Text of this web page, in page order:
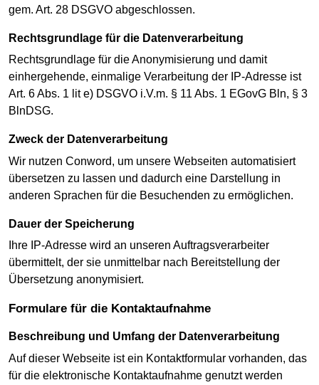
gem. Art. 28 DSGVO abgeschlossen.
Rechtsgrundlage für die Datenverarbeitung
Rechtsgrundlage für die Anonymisierung und damit
einhergehende, einmalige Verarbeitung der IP-Adresse ist
Art. 6 Abs. 1 lit e) DSGVO i.V.m. § 11 Abs. 1 EGovG Bln, § 3
BlnDSG.
Zweck der Datenverarbeitung
Wir nutzen Conword, um unsere Webseiten automatisiert
übersetzen zu lassen und dadurch eine Darstellung in
anderen Sprachen für die Besuchenden zu ermöglichen.
Dauer der Speicherung
Ihre IP-Adresse wird an unseren Auftragsverarbeiter
übermittelt, der sie unmittelbar nach Bereitstellung der
Übersetzung anonymisiert.
Formulare für die Kontaktaufnahme
Beschreibung und Umfang der Datenverarbeitung
Auf dieser Webseite ist ein Kontaktformular vorhanden, das
für die elektronische Kontaktaufnahme genutzt werden